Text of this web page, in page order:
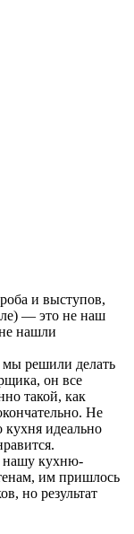
и выступов,
— это не наш
нашли
мы решили делать
он все
такой, как
Не
идеально
нашу кухню-
им пришлось
но результат